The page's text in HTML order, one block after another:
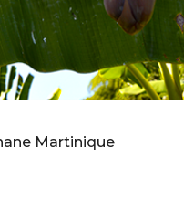
Martinique